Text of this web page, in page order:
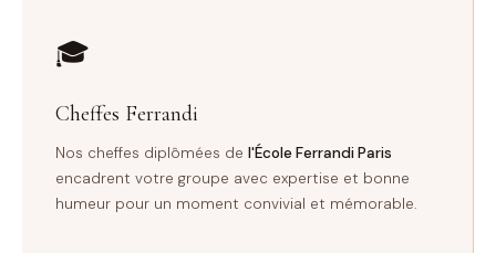
🎓
Cheffes Ferrandi
Nos cheffes diplômées de l'École Ferrandi Paris
encadrent votre groupe avec expertise et bonne
humeur pour un moment convivial et mémorable.